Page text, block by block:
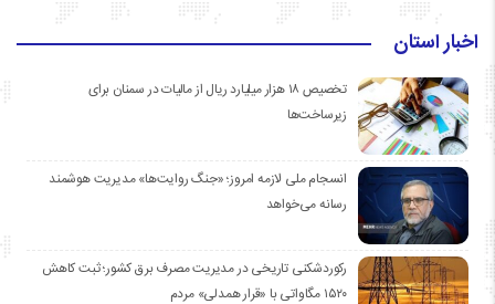
اخبار استان
تخصیص ۱۸ هزار میلیارد ریال از مالیات در سمنان برای
زیرساخت‌ها
انسجام ملی لازمه امروز؛ «جنگ روایت‌ها» مدیریت هوشمند
رسانه می‌خواهد
رکوردشکنی تاریخی در مدیریت مصرف برق کشور؛ ثبت کاهش
۱۵۲۰ مگاواتی با «قرار همدلی» مردم